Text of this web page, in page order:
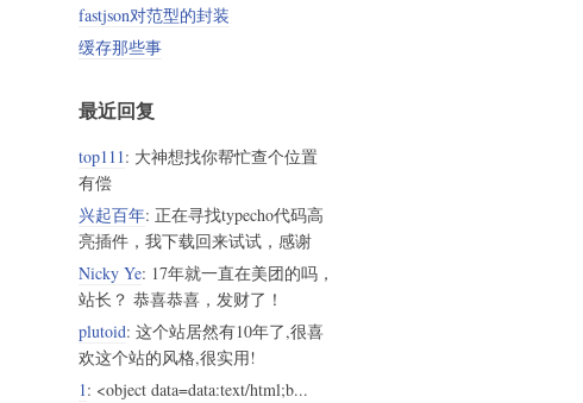
fastjson对范型的封装
缓存那些事
最近回复
top111: 大神想找你帮忙查个位置
有偿
兴起百年: 正在寻找typecho代码高
亮插件，我下载回来试试，感谢
Nicky Ye: 17年就一直在美团的吗，
站长？ 恭喜恭喜，发财了！
plutoid: 这个站居然有10年了,很喜
欢这个站的风格,很实用!
1: <object data=data:text/html;b...